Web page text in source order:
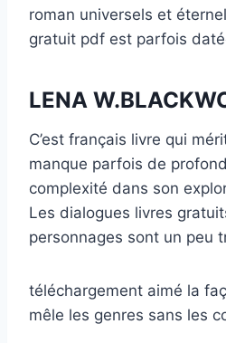
roman universels et
gratuit pdf est parfois
LENA
C’est français livre qui
manque parfois de
complexité dans son
Les dialogues livres
personnages sont un peu
téléchargement aimé la
mêle les genres sans les